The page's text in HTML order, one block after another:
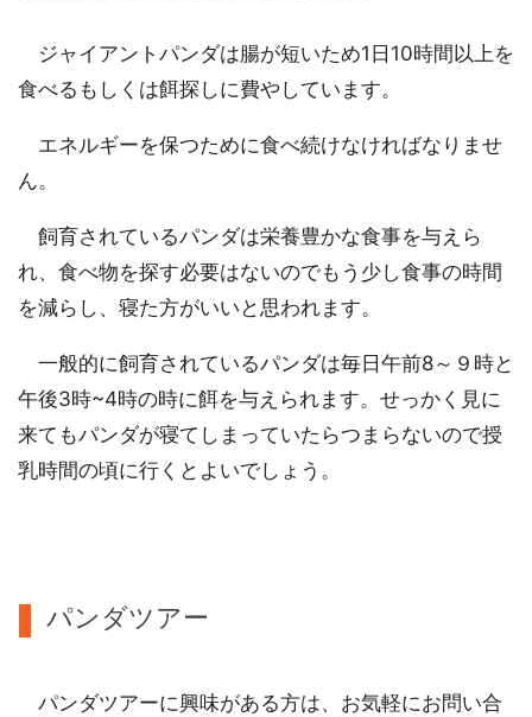
ジャイアントパンダは腸が短いため1日10時間以上を
食べるもしくは餌探しに費やしています。
エネルギーを保つために食べ続けなければなりませ
ん。
飼育されているパンダは栄養豊かな食事を与えら
れ、食べ物を探す必要はないのでもう少し食事の時間
を減らし、寝た方がいいと思われます。
一般的に飼育されているパンダは毎日午前8～９時と
午後3時~4時の時に餌を与えられます。せっかく見に
来てもパンダが寝てしまっていたらつまらないので授
乳時間の頃に行くとよいでしょう。
パンダツアー
パンダツアーに興味がある方は、お気軽にお問い合